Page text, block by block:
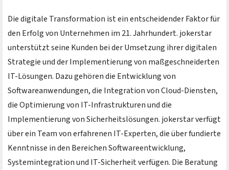
Die digitale Transformation ist ein entscheidender Faktor für
den Erfolg von Unternehmen im 21. Jahrhundert. jokerstar
unterstützt seine Kunden bei der Umsetzung ihrer digitalen
Strategie und der Implementierung von maßgeschneiderten
IT-Lösungen. Dazu gehören die Entwicklung von
Softwareanwendungen, die Integration von Cloud-Diensten,
die Optimierung von IT-Infrastrukturen und die
Implementierung von Sicherheitslösungen. jokerstar verfügt
über ein Team von erfahrenen IT-Experten, die über fundierte
Kenntnisse in den Bereichen Softwareentwicklung,
Systemintegration und IT-Sicherheit verfügen. Die Beratung